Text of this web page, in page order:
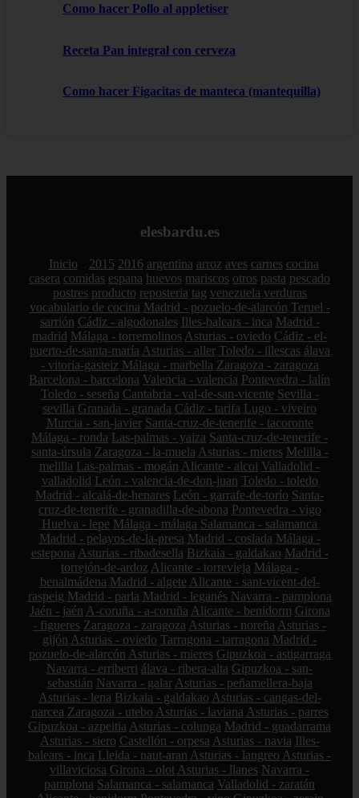
Como hacer Pollo al appletiser
Receta Pan integral con cerveza
Como hacer Figacitas de manteca (mantequilla)
elesbardu.es
Inicio 2015 2016 argentina arroz aves carnes cocina
casera comidas espana huevos mariscos otros pasta pescado
postres producto reposteria tag venezuela verduras
vocabulario de cocina Madrid - pozuelo-de-alarcón Teruel -
sarrión Cádiz - algodonales Illes-balears - inca Madrid -
madrid Málaga - torremolinos Asturias - oviedo Cádiz - el-
puerto-de-santa-maría Asturias - aller Toledo - illescas álava
- vitoria-gasteiz Málaga - marbella Zaragoza - zaragoza
Barcelona - barcelona Valencia - valencia Pontevedra - lalín
Toledo - seseña Cantabria - val-de-san-vicente Sevilla -
sevilla Granada - granada Cádiz - tarifa Lugo - viveiro
Murcia - san-javier Santa-cruz-de-tenerife - tacoronte
Málaga - ronda Las-palmas - yaiza Santa-cruz-de-tenerife -
santa-úrsula Zaragoza - la-muela Asturias - mieres Melilla -
melilla Las-palmas - mogán Alicante - alcoi Valladolid -
valladolid León - valencia-de-don-juan Toledo - toledo
Madrid - alcalá-de-henares León - garrafe-de-torío Santa-
cruz-de-tenerife - granadilla-de-abona Pontevedra - vigo
Huelva - lepe Málaga - málaga Salamanca - salamanca
Madrid - pelayos-de-la-presa Madrid - coslada Málaga -
estepona Asturias - ribadesella Bizkaia - galdakao Madrid -
torrejón-de-ardoz Alicante - torrevieja Málaga -
benalmádena Madrid - algete Alicante - sant-vicent-del-
raspeig Madrid - parla Madrid - leganés Navarra - pamplona
Jaén - jaén A-coruña - a-coruña Alicante - benidorm Girona
- figueres Zaragoza - zaragoza Asturias - noreña Asturias -
gijón Asturias - oviedo Tarragona - tarragona Madrid -
pozuelo-de-alarcón Asturias - mieres Gipuzkoa - astigarraga
Navarra - erriberri álava - ribera-alta Gipuzkoa - san-
sebastián Navarra - galar Asturias - peñamellera-baja
Asturias - lena Bizkaia - galdakao Asturias - cangas-del-
narcea Zaragoza - utebo Asturias - laviana Asturias - parres
Gipuzkoa - azpeitia Asturias - colunga Madrid - guadarrama
Asturias - siero Castellón - orpesa Asturias - navia Illes-
balears - inca Lleida - naut-aran Asturias - langreo Asturias -
villaviciosa Girona - olot Asturias - llanes Navarra -
pamplona Salamanca - salamanca Valladolid - zaratán